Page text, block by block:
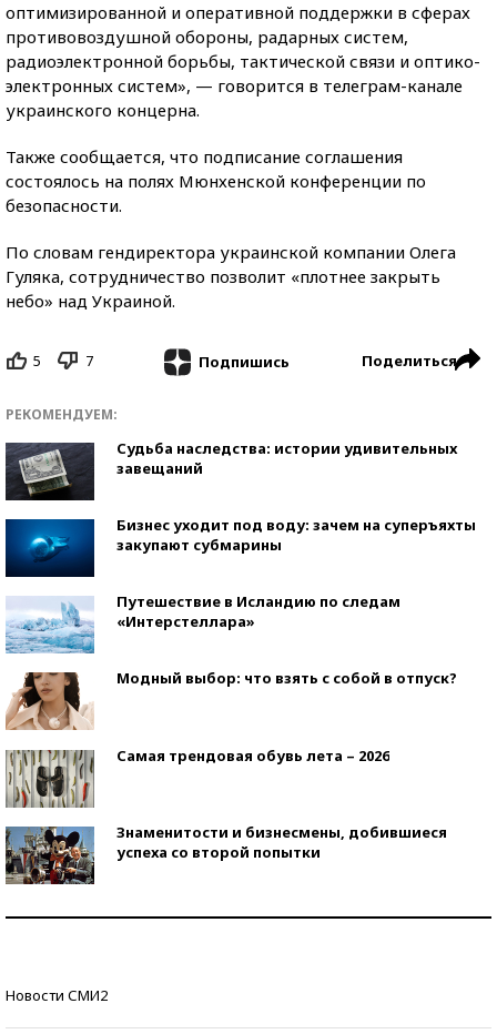
оптимизированной и оперативной поддержки в сферах
противовоздушной обороны, радарных систем,
радиоэлектронной борьбы, тактической связи и оптико-
электронных систем», — говорится в телеграм-канале
украинского концерна.
Также сообщается, что подписание соглашения
состоялось на полях Мюнхенской конференции по
безопасности.
По словам гендиректора украинской компании Олега
Гуляка, сотрудничество позволит «плотнее закрыть
небо» над Украиной.
5 7 Подпишись Поделиться
РЕКОМЕНДУЕМ:
Судьба наследства: истории удивительных
завещаний
Бизнес уходит под воду: зачем на суперъяхты
закупают субмарины
Путешествие в Исландию по следам
«Интерстеллара»
Модный выбор: что взять с собой в отпуск?
Самая трендовая обувь лета – 2026
Знаменитости и бизнесмены, добившиеся
успеха со второй попытки
Новости СМИ2